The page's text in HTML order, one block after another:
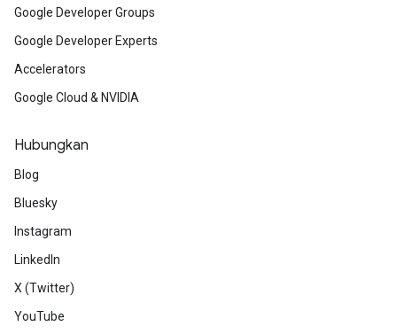
Google Developer Groups
Google Developer Experts
Accelerators
Google Cloud & NVIDIA
Hubungkan
Blog
Bluesky
Instagram
LinkedIn
X (Twitter)
YouTube